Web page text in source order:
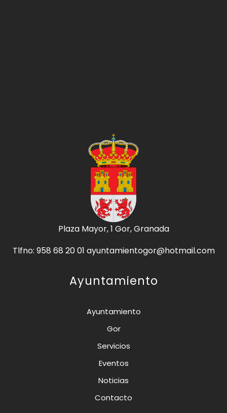
Plaza Mayor, 1 Gor, Granada
Tlfno: 958 68 20 01 ayuntamientogor@hotmail.com
Ayuntamiento
Ayuntamiento
Gor
Servicios
Eventos
Noticias
Contacto